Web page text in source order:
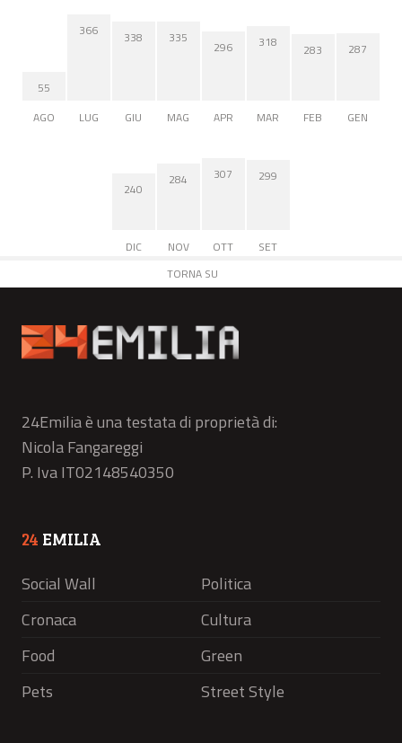
55
AGO
366
LUG
338
GIU
335
MAG
296
APR
318
MAR
283
FEB
287
GEN
240
DIC
284
NOV
307
OTT
299
SET
TORNA SU
24Emilia è una testata di proprietà di:
Nicola Fangareggi
P. Iva IT02148540350
24 EMILIA
Social Wall
Politica
Cronaca
Cultura
Food
Green
Pets
Street Style